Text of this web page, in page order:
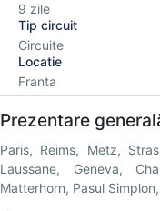
9 zile
Tip circuit
Circuite
Locatie
Franta
Prezentare
Paris, Reims, Metz,
Laussane, Geneva,
Matterhorn, Pasul